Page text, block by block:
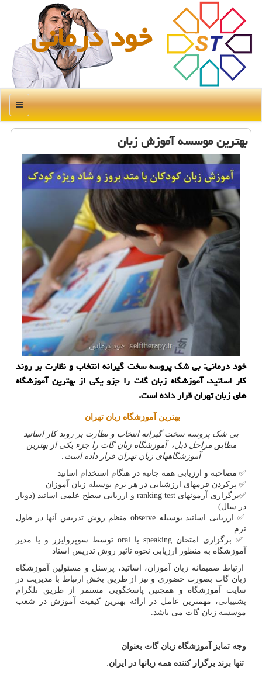
خود درمانی
منو
بهترین موسسه آموزش زبان
خود درمانی: بی شك پروسه سخت گیرانه انتخاب و نظارت بر روند
كار اساتید، آموزشگاه زبان گات را جزو یكی از بهترین آموزشگاه
های زبان تهران قرار داده است.
بهترین آموزشگاه زبان تهران
بی شک پروسه سخت گیرانه انتخاب و نظارت بر روند کار اساتید
مطابق مراحل ذیل، آموزشگاه زبان گات را جزء یکی از بهترین
آموزشگاههای زبان تهران قرار داده است:
✅ مصاحبه و ارزیابی همه جانبه در هنگام استخدام اساتید
✅ پرکردن فرمهای ارزشیابی در هر ترم بوسیله زبان آموزان
✅برگزاری آزمونهای ranking testو ارزیابی سطح علمی اساتید (دوبار
در سال)
✅ ارزیابی اساتید بوسیله observe منظم روش تدریس آنها در طول
ترم
✅ برگزاری امتحان speaking یا oral توسط سوپروایزر و یا مدیر
آموزشگاه به منظور ارزیابی نحوه تاثیر روش تدریس استاد
ارتباط صمیمانه زبان آموزان، اساتید، پرسنل و مسئولین آموزشگاه
زبان گات بصورت حضوری و نیز از طریق بخش ارتباط با مدیریت در
سایت آموزشگاه و همچنین پاسخگویی مستمر از طریق تلگرام
پشتیبانی، مهمترین عامل در ارائه بهترین کیفیت آموزش در شعب
موسسه زبان گات می باشد.
وجه تمایز آموزشگاه زبان گات بعنوان
تنها برند برگزار کننده همه زبانها در ایران: